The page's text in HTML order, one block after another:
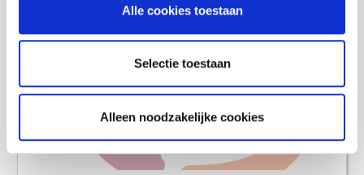
Alle cookies toestaan
Selectie toestaan
Alleen noodzakelijke cookies